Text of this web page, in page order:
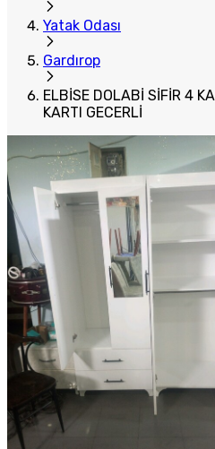
Yatak Odası
Gardırop
ELBİSE DOLABİ SİFİR 4
KARTI GECERLİ